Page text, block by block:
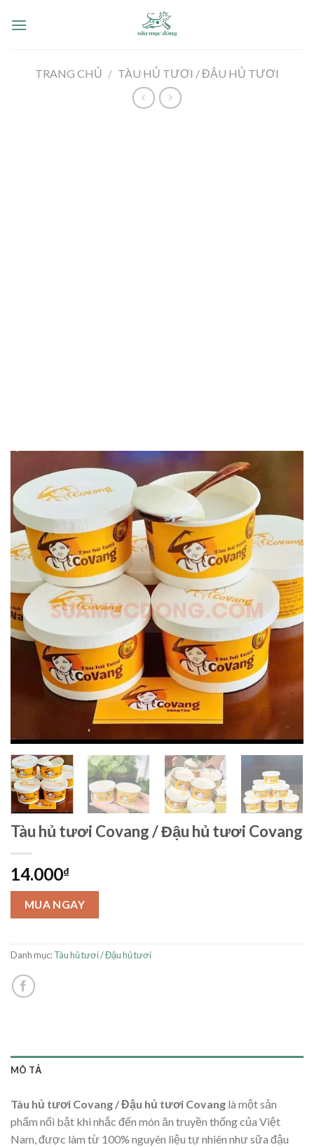
TRANG CHỦ / TÀU HỦ TƯƠI / ĐẬU HỦ TƯƠI
Tàu hủ tươi Covang / Đậu hủ tươi Covang
14.000₫
MUA NGAY
Danh mục:Tàu hủ tươi / Đậu hủ tươi
MÔ TẢ
Tàu hủ tươi Covang / Đậu hủ tươi Covang là một sản
phẩm nổi bật khi nhắc đến món ăn truyền thống của Việt
Nam, được làm từ 100% nguyên liệu tự nhiên như sữa đậu